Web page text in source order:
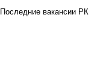
Последние вакансии РК